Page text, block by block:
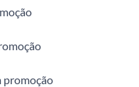
promoção